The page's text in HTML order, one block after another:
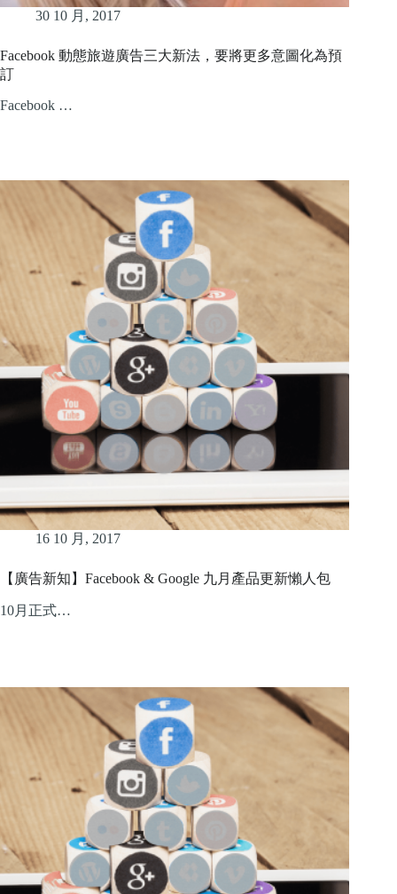
30 10 月, 2017
Facebook 動態旅遊廣告三大新法，要將更多意圖化為預
訂
Facebook …
16 10 月, 2017
【廣告新知】Facebook & Google 九月產品更新懶人包
10月正式…